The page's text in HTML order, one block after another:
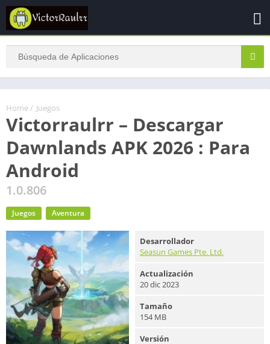
Home / Juegos
Victorraulrr – Descargar
Dawnlands APK 2026 : Para
Android
1.0.806
Juegos Aventura
Desarrollador
Seasun Games Pte. Ltd.
Actualización
20 dic 2023
Tamaño
154 MB
Versión